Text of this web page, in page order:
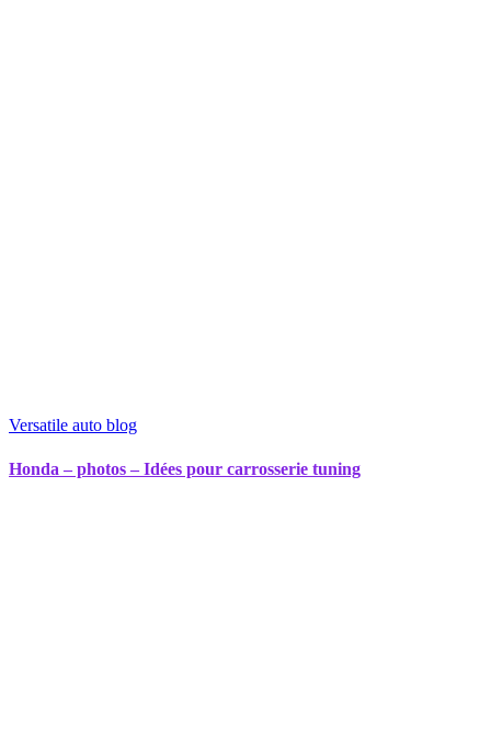
Versatile auto blog
Honda – photos – Idées pour carrosserie tuning